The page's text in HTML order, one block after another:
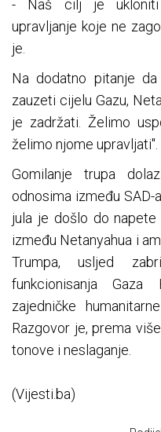
- Naš cilj je ukloniti
upravljanje koje ne
je.
Na dodatno pitanje
zauzeti cijelu Gazu,
je zadržati. Želimo
želimo njome upravljati".
Gomilanje trupa
odnosima između SAD-
jula je došlo do
između Netanyahua i
Trumpa, usljed
funkcionisanja Gaza
zajedničke
Razgovor je, prema
tonove i neslaganje.
(Vijesti.ba)